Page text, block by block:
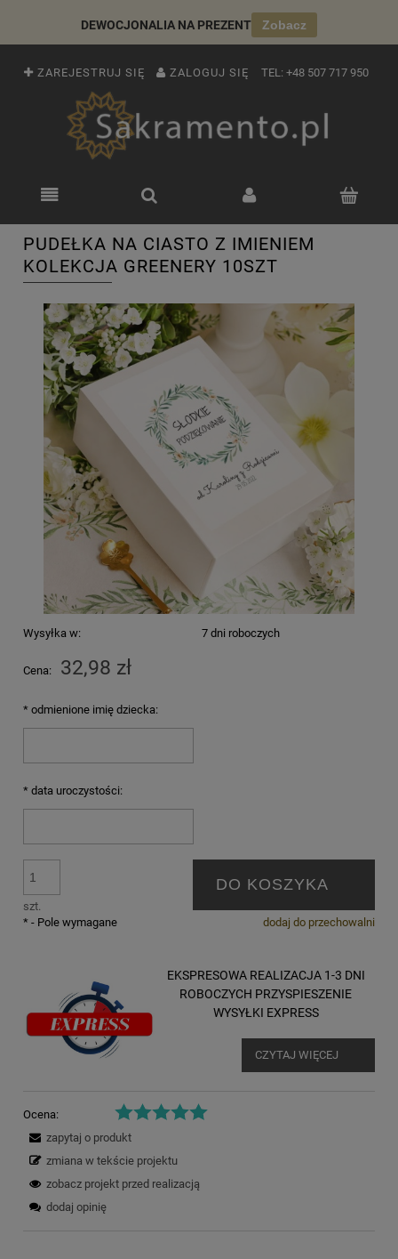
DEWOCJONALIA NA PREZENT Zobacz
ZAREJESTRUJ SIĘ ZALOGUJ SIĘ TEL: +48 507 717 950
PUDEŁKA NA CIASTO Z IMIENIEM
KOLEKCJA GREENERY 10SZT
Wysyłka w: 7 dni roboczych
Cena: 32,98 zł
* odmienione imię dziecka:
* data uroczystości:
szt.
DO KOSZYKA
dodaj do przechowalni
* - Pole wymagane
EKSPRESOWA REALIZACJA 1-3 DNI
ROBOCZYCH PRZYSPIESZENIE
WYSYŁKI EXPRESS
CZYTAJ WIĘCEJ
Ocena:
zapytaj o produkt
zmiana w tekście projektu
zobacz projekt przed realizacją
dodaj opinię